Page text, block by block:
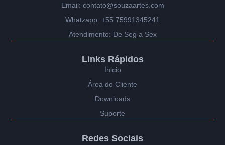
Email: contato@souzaartes.com
Whatzapp: +55 75991345241
Atendimento: De Seg a Sex
Redes Sociais
Links Rápidos
Ínicio
Área do Cliente
Downloads
Suporte